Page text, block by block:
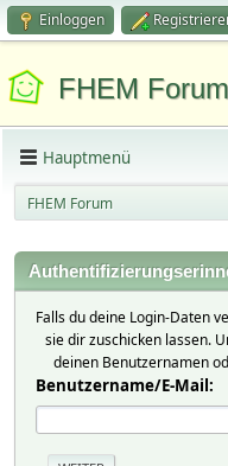
Einloggen
FHEM Forum
Hauptmenü
FHEM Forum
Falls du deine Login-Daten
sie dir zuschicken lassen.
deinen Benutzernamen
Benutzername/E-Mail: